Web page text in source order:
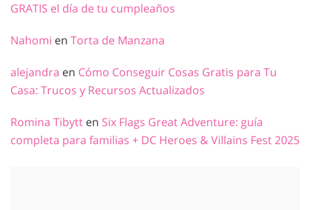
GRATIS el día de tu cumpleaños
Nahomi en Torta de Manzana
alejandra en Cómo Conseguir Cosas Gratis para Tu
Casa: Trucos y Recursos Actualizados
Romina Tibytt en Six Flags Great Adventure: guía
completa para familias + DC Heroes & Villains Fest 2025